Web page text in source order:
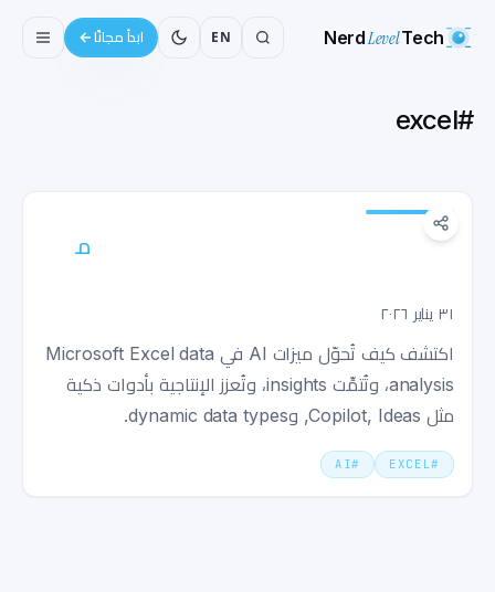
NerdLevelTech
EN ابدأ مجانًا
#
excel
مزايا الذكاء الاصطناعي في Excel: مستقبل
٣١ يناير ٢٠٢٦
اكتشف كيف تُحوّل ميزات AI في Microsoft Excel data
analysis، وتُتمِّت insights، وتُعزز الإنتاجية بأدوات ذكية
مثل Copilot, Ideas, وdynamic data types.
#
EXCEL
#
AI